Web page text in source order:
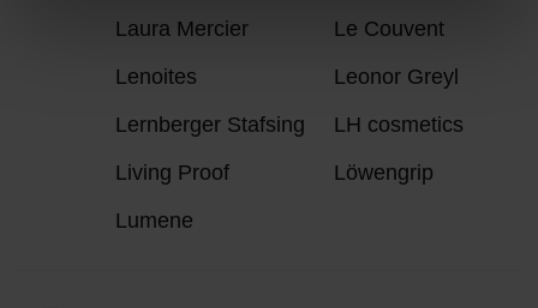
Laura Mercier
Le Couvent
Lenoites
Leonor Greyl
Lernberger Stafsing
LH cosmetics
Living Proof
Löwengrip
Lumene